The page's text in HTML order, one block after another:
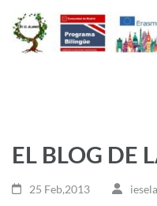
EL BLOG DE
25 Feb,2013